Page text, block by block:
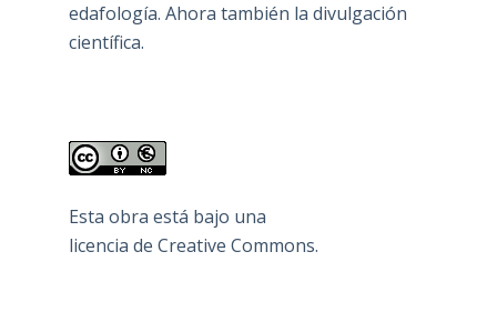
edafología. Ahora también la divulgación
científica.
Esta obra está bajo una
licencia de Creative Commons.